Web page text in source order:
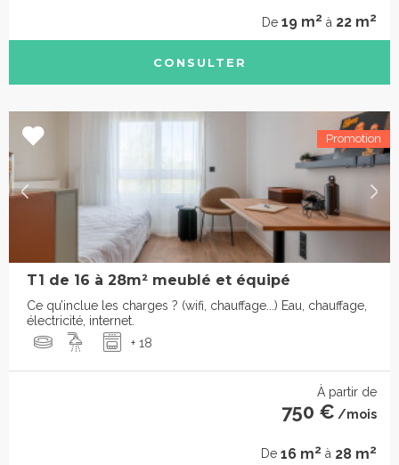
De 19 m2 à 22 m2
CONSULTER
T1 de 16 à 28m² meublé et équipé
Ce qu’inclue les charges ? (wifi, chauffage...) Eau, chauffage,
électricité, internet.
+ 18
À partir de
750 € /mois
De 16 m2 à 28 m2